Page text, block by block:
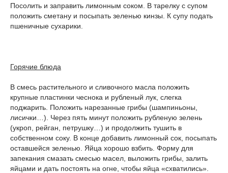
Посолить и заправить лимонным соком. В тарелку с супом
положить сметану и посыпать зеленью кинзы. К супу подать
пшеничные сухарики.
Горячие блюда
В смесь растительного и сливочного масла положить
крупные пластинки чеснока и рубленый лук, слегка
поджарить. Положить нарезанные грибы (шампиньоны,
лисички…). Через пять минут положить рубленую зелень
(укроп, рейган, петрушку…) и продолжить тушить в
собственном соку. В конце добавить лимонный сок, посыпать
оставшейся зеленью. Яйца хорошо взбить. Форму для
запекания смазать смесью масел, выложить грибы, залить
яйцами и дать постоять на огне, чтобы яйца «схватились».